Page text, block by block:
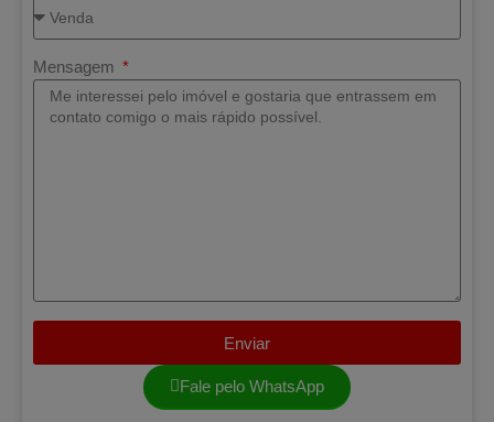
Mensagem
Enviar
Fale pelo WhatsApp